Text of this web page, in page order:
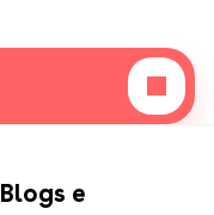
Blogs e